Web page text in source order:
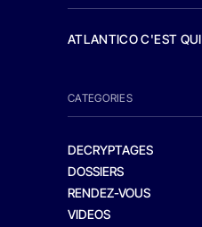
ATLANTICO C'EST
CATEGORIES
DECRYPTAGES
DOSSIERS
RENDEZ-VOUS
VIDEOS